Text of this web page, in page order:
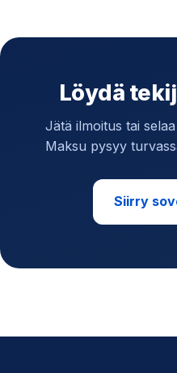
Löydä
Jätä ilmoitus tai
Maksu pysyy
Siirry